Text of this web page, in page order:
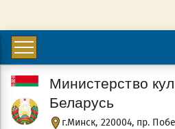
г.Минск, 220004, пр.
Министерство
Беларусь